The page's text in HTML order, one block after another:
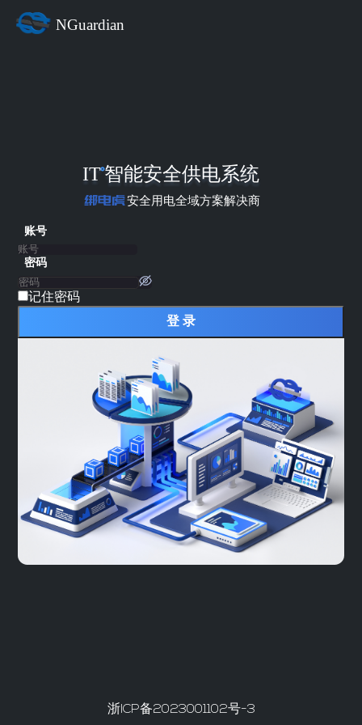
账号
密码
记住密码
登 录
浙ICP备2023001102号-3